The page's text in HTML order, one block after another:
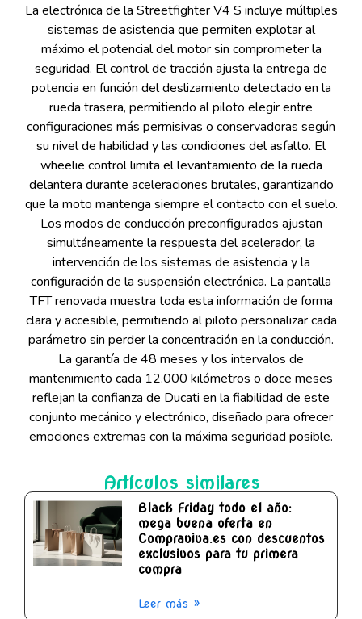
La electrónica de la Streetfighter V4 S incluye múltiples
sistemas de asistencia que permiten explotar al
máximo el potencial del motor sin comprometer la
seguridad. El control de tracción ajusta la entrega de
potencia en función del deslizamiento detectado en la
rueda trasera, permitiendo al piloto elegir entre
configuraciones más permisivas o conservadoras según
su nivel de habilidad y las condiciones del asfalto. El
wheelie control limita el levantamiento de la rueda
delantera durante aceleraciones brutales, garantizando
que la moto mantenga siempre el contacto con el suelo.
Los modos de conducción preconfigurados ajustan
simultáneamente la respuesta del acelerador, la
intervención de los sistemas de asistencia y la
configuración de la suspensión electrónica. La pantalla
TFT renovada muestra toda esta información de forma
clara y accesible, permitiendo al piloto personalizar cada
parámetro sin perder la concentración en la conducción.
La garantía de 48 meses y los intervalos de
mantenimiento cada 12.000 kilómetros o doce meses
reflejan la confianza de Ducati en la fiabilidad de este
conjunto mecánico y electrónico, diseñado para ofrecer
emociones extremas con la máxima seguridad posible.
Artículos similares
Black Friday todo el año:
mega buena oferta en
Compraviva.es con descuentos
exclusivos para tu primera
compra
Leer más »